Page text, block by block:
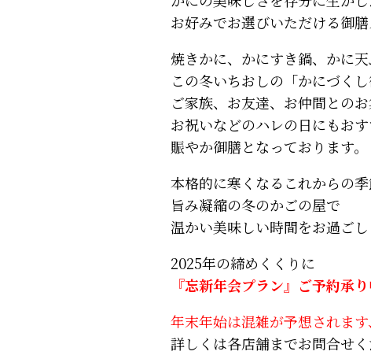
お好みでお選びいただける御膳
焼きかに、かにすき鍋、かに
この冬いちおしの「かにづくし
ご家族、お友達、お仲間との
お祝いなどのハレの日にもお
賑やか御膳となっております。
本格的に寒くなるこれからの季
旨み凝縮の冬のかごの屋で
温かい美味しい時間をお過ごし
2025年の締めくくりに
『忘新年会プラン』ご予約承り
年末年始は混雑が予想されま
詳しくは各店舗までお問合せく